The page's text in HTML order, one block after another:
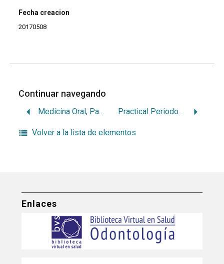
Fecha creacion
20170508
Continuar navegando
Medicina Oral, Patología Oral y Cirugía Bucal Practical Periodontics and Aesthetic Dentistry
Volver a la lista de elementos
Enlaces